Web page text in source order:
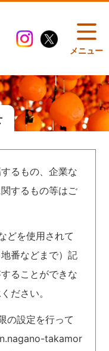
メニュー
るもの、企業な
するもの等はご
どを使用されて
番などまで）記
ることができな
ださい。
の設定を行って
takamor